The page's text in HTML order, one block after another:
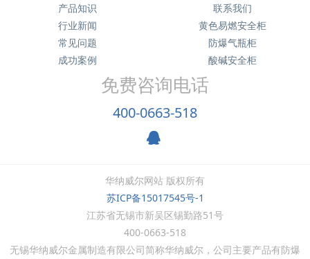
产品知识
行业新闻
常见问题
成功案例
联系我们
黄色易燃安全柜
防爆气瓶柜
酸碱安全柜
免费咨询电话
400-0663-518
华纳威尔网站 版权所有
苏ICP备15017545号-1
江苏省无锡市新吴区锡勤路51号
400-0663-518
无锡华纳威尔金属制造有限公司简称华纳威尔，公司主要产品有防爆